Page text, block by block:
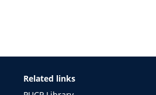
Related links